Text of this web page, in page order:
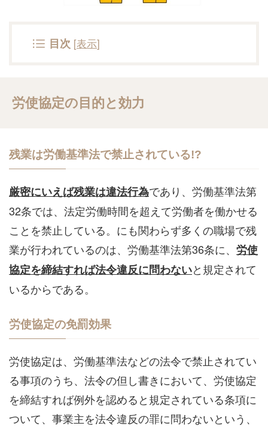
目次 [表示]
労使協定の目的と効力
残業は労働基準法で禁止されている!?
厳密にいえば残業は違法行為であり、労働基準法第
32条では、法定労働時間を超えて労働者を働かせる
ことを禁止している。にも関わらず多くの職場で残
業が行われているのは、労働基準法第36条に、 労使
協定を締結すれば法令違反に問わないと規定されて
いるからである。
労使協定の免罰効果
労使協定は、労働基準法などの法令で禁止されてい
る事項のうち、法令の但し書きにおいて、労使協定
を締結すれば例外を認めると規定されている条項に
ついて、事業主を法令違反の罪に問わないという、